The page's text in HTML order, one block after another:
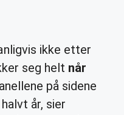
ikke etter
seg helt når
på sidene
år, sier